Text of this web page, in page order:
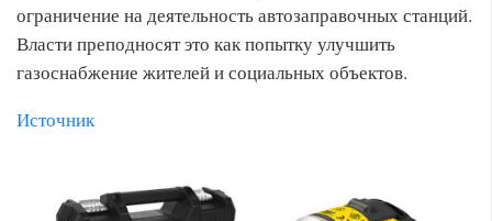
ограничение на деятельность автозаправочных станций.
Власти преподносят это как попытку улучшить
газоснабжение жителей и социальных объектов.
Источник